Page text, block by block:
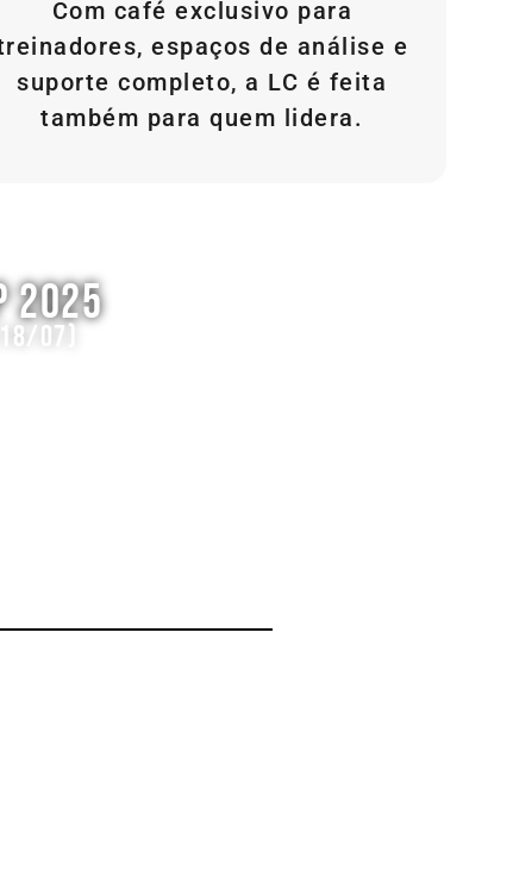
Com café exclusivo para
espaços de análise e
suporte completo, a LC é feita
também para quem lidera.
2025
07)